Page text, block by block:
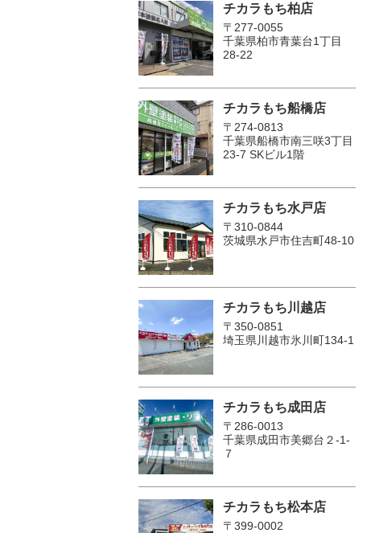
チカラもち柏店
〒277-0055
千葉県柏市青葉台1丁目
28-22
チカラもち船橋店
〒274-0813
千葉県船橋市南三咲3丁目
23-7 SKビル1階
チカラもち水戸店
〒310-0844
茨城県水戸市住吉町48-10
チカラもち川越店
〒350-0851
埼玉県川越市氷川町134-1
チカラもち成田店
〒286-0013
千葉県成田市美郷台２‐1‐
７
チカラもち松本店
〒399-0002